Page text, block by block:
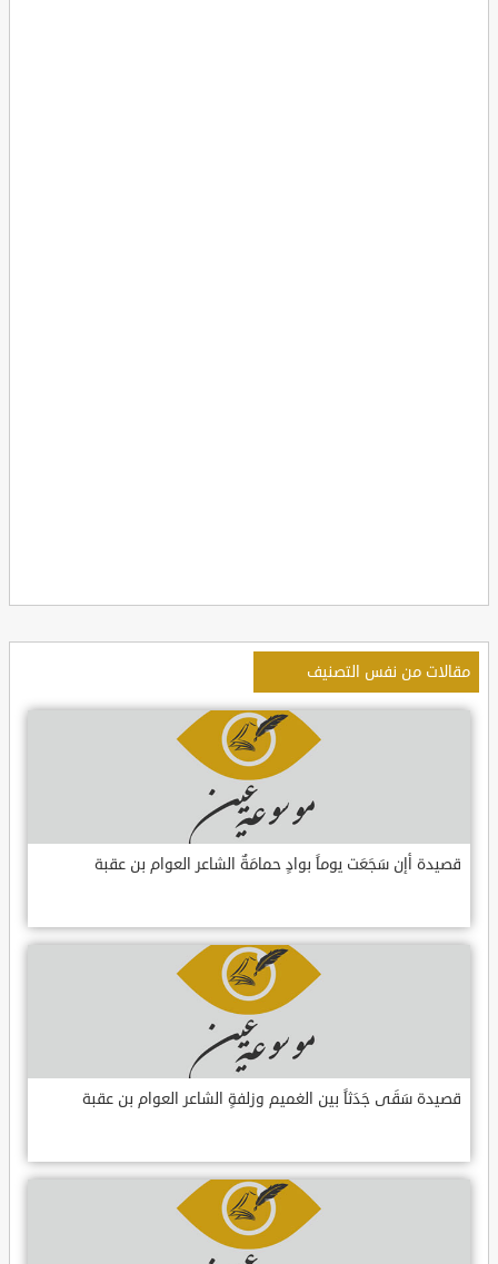
مقالات من نفس التصنيف
قصيدة أإن سَجَعَت يوماً بوادٍ حمامَةٌ الشاعر العوام بن عقبة
قصيدة سَقَى جَدَثاً بين الغميم وزلفةٍ الشاعر العوام بن عقبة